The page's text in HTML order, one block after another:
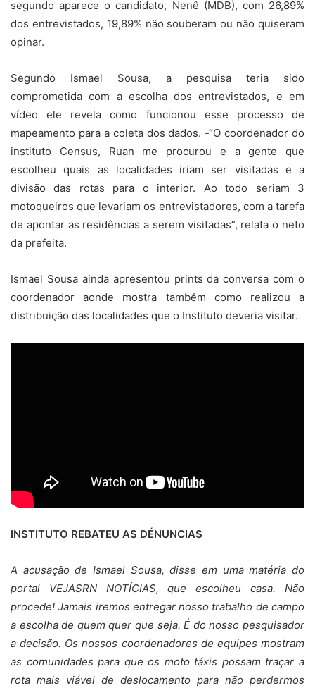
segundo aparece o candidato, Nenê (MDB), com 26,89%
dos entrevistados, 19,89% não souberam ou não quiseram
opinar.
Segundo Ismael Sousa, a pesquisa teria sido
comprometida com a escolha dos entrevistados, e em
vídeo ele revela como funcionou esse processo de
mapeamento para a coleta dos dados. -“O coordenador do
instituto Census, Ruan me procurou e a gente que
escolheu quais as localidades iriam ser visitadas e a
divisão das rotas para o interior. Ao todo seriam 3
motoqueiros que levariam os entrevistadores, com a tarefa
de apontar as residências a serem visitadas”, relata o neto
da prefeita.
Ismael Sousa ainda apresentou prints da conversa com o
coordenador aonde mostra também como realizou a
distribuição das localidades que o Instituto deveria visitar.
INSTITUTO REBATEU AS DÉNUNCIAS
A acusação de Ismael Sousa, disse em uma matéria do
portal VEJASRN NOTÍCIAS, que escolheu casa. Não
procede! Jamais iremos entregar nosso trabalho de campo
a escolha de quem quer que seja. É do nosso pesquisador
a decisão. Os nossos coordenadores de equipes mostram
as comunidades para que os moto táxis possam traçar a
rota mais viável de deslocamento para não perdermos